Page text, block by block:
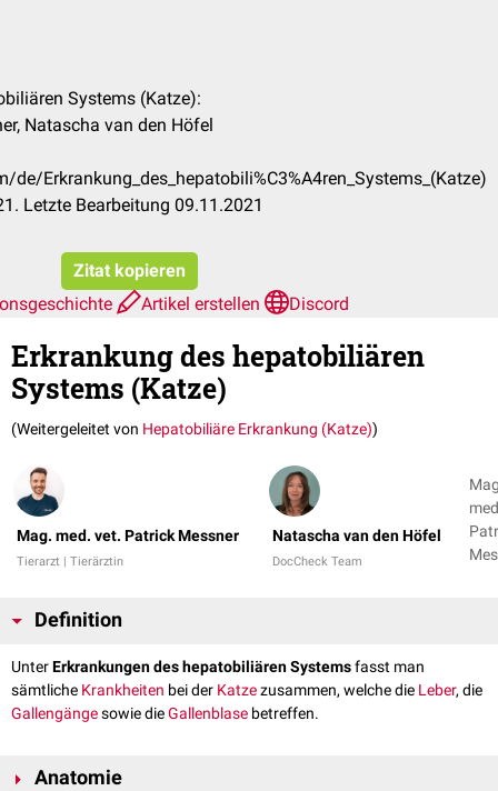
Systems (Katze):
Natascha van den Höfel
Erkrankung_des_hepatobili%C3%A4ren_Systems_(Katze)
Letzte Bearbeitung 09.11.2021
Zitat kopieren
Artikel erstellen Discord
Erkrankung des hepatobiliären
Systems (Katze)
(Weitergeleitet von Hepatobiliäre Erkrankung (Katze))
Mag. med. vet. Patrick Messner
Tierarzt | Tierärztin
Natascha van den Höfel
DocCheck Team
Definition
UnterErkrankungen des hepatobiliären Systemsfasst man
sämtliche Krankheiten bei der Katzezusammen, welche die Leber, die
Gallengängesowie dieGallenblase betreffen.
Anatomie